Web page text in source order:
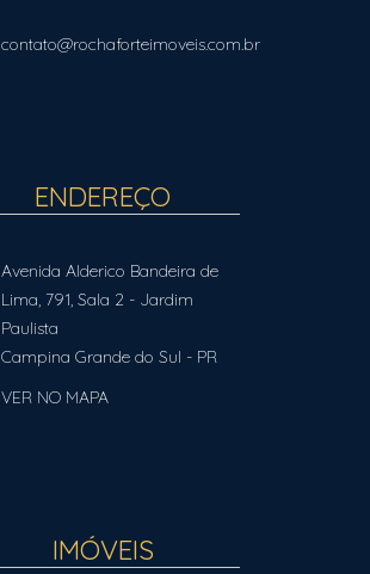
contato@rochaforteimoveis.com.br
ENDEREÇO
Avenida Alderico Bandeira de
Lima, 791, Sala 2 - Jardim
Paulista
Campina Grande do Sul - PR
VER NO MAPA
IMÓVEIS